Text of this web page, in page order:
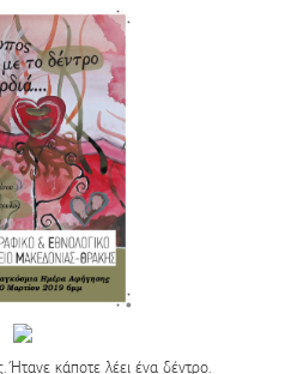
Ήτανε κάποτε λέει ένα δέντρο.